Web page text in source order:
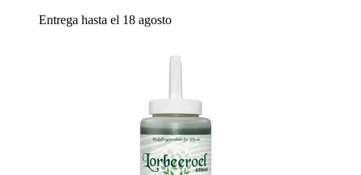
Entrega hasta el 18 agosto